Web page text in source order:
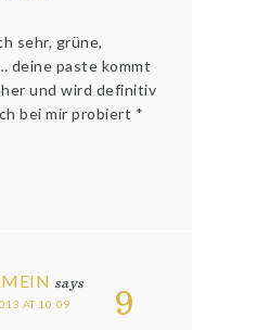
sehr, grüne,
deine paste kommt
und wird definitiv
bei mir probiert *
9
says
AT 10:09